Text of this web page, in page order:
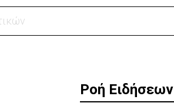
Ροή Ειδήσεων